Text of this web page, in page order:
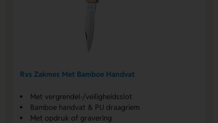
Rvs Zakmes Met Bamboe Handvat
Met vergrendel-/veiligheidsslot
Bamboe handvat & PU draagriem
Met opdruk of gravering